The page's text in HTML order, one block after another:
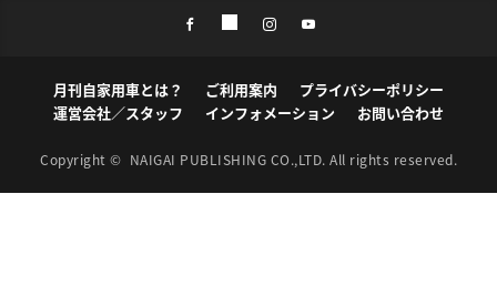
月刊自家用車とは？ ご利用案内
プライバシーポリシー
運営会社／スタッフ
インフォメーション お問い合わせ
Copyright © NAIGAI PUBLISHING CO.,LTD. All rights reserved.